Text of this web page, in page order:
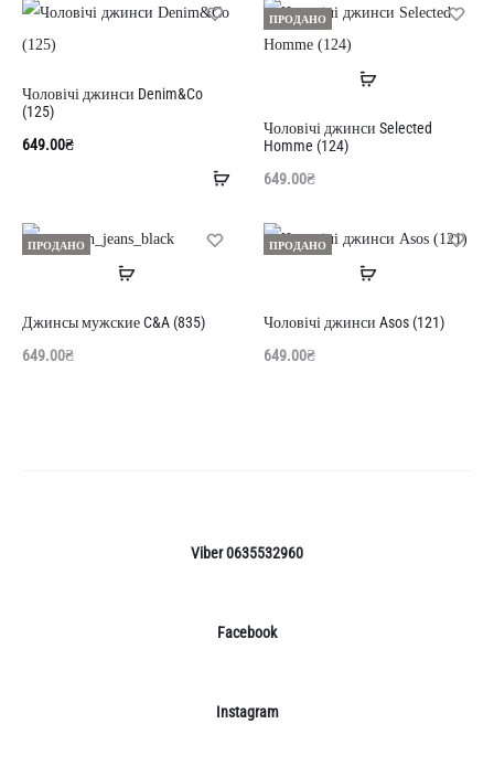
Додати
кошик
Чоловічі джинси Denim&Co
(125)
649.00₴
ПРОДАНО
Читати
Чоловічі джинси Selected
Homme (124)
649.00₴
ПРОДАНО
Читати
Джинсы мужские C&A (835)
649.00₴
ПРОДАНО
Читати
Чоловічі джинси Asos (121)
649.00₴
Viber 0635532960
Facebook
Instagram